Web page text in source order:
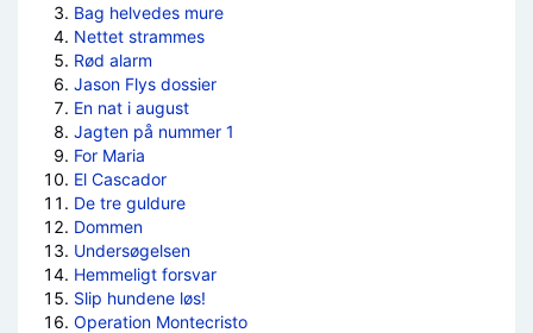
Bag helvedes mure
Nettet strammes
Rød alarm
Jason Flys dossier
En nat i august
Jagten på nummer 1
For Maria
El Cascador
De tre guldure
Dommen
Undersøgelsen
Hemmeligt forsvar
Slip hundene løs!
Operation Montecristo